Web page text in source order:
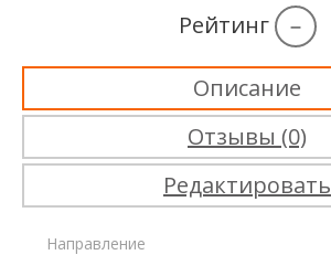
Рейтинг –
Описание
Отзывы (0)
Редактировать
Направление